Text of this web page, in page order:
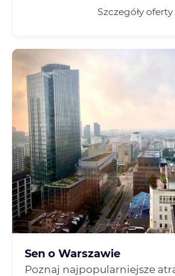
Szczegóły oferty
Sen o Warszawie
Poznaj najpopularniejsze